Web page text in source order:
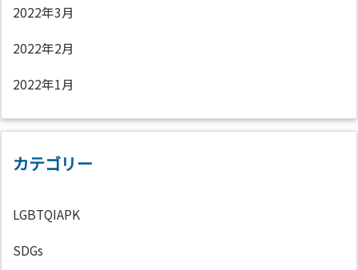
2022年3月
2022年2月
2022年1月
カテゴリー
LGBTQIAPK
SDGs